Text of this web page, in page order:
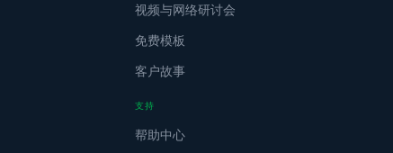
视频与网络研讨会
免费模板
客户故事
支持
帮助中心